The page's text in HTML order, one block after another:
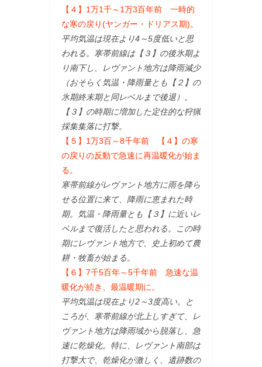
【４】1万1千～1万3百年前 一時的
な寒の戻り(ヤンガー・ドリアス期)。
平均気温は現在より4～5度低いと思
われる。寒帯前線は【３】の後氷期よ
り南下し、レヴァント地方は降雨減少
（おそらく気温・降雨量とも【２】の
氷期終末期と同レベルまで後退）。
【３】の時期に増加した定住的な狩猟
採集集落に打撃。
【５】1万3百～8千年前 【４】の寒
の戻りの反動で急速に再温暖化が始ま
る。
寒帯前線がレヴァント地方に雨を降ら
せる位置に来て、降雨に恵まれた時
期。気温・降雨量とも【３】に近いレ
ベルまで復活したと思われる。この時
期にレヴァント地方で、史上初めて農
耕・牧畜が始まる。
【６】7千5百年～5千年前 急速な温
暖化が続き、最温暖期に。
平均気温は現在より2～3度高い。と
ころが、寒帯前線が北上しすぎて、レ
ヴァント地方は降雨域から脱落し、急
速に乾燥化。特に、レヴァント南部は
打撃大で、乾燥化が激しく、遺跡数の